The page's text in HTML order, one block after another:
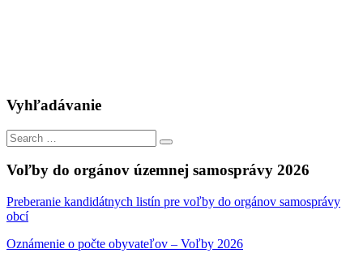
Vyhľadávanie
Search
for:
Search
Voľby do orgánov územnej samosprávy 2026
Preberanie kandidátnych listín pre voľby do orgánov samosprávy
obcí
Oznámenie o počte obyvateľov – Voľby 2026